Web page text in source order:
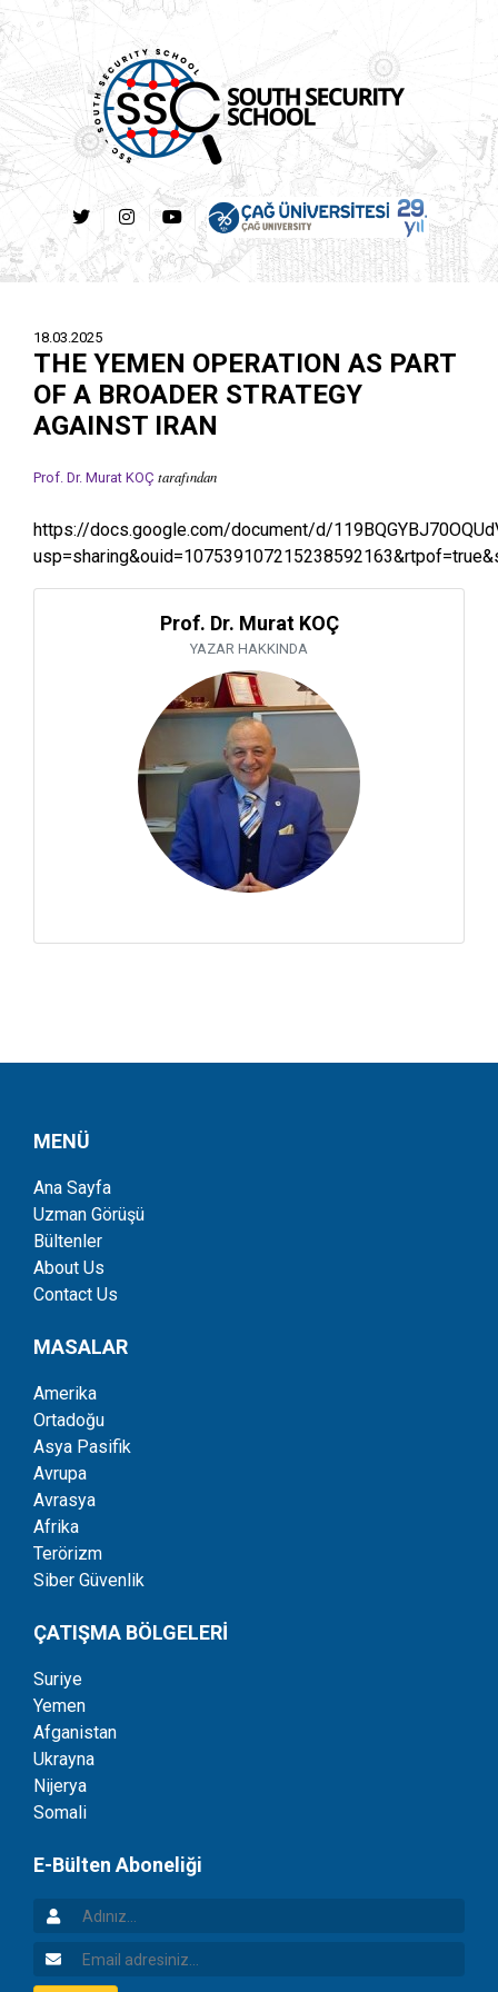
18.03.2025
THE YEMEN OPERATION AS PART
OF A BROADER STRATEGY
AGAINST IRAN
Prof. Dr. Murat KOÇ tarafından
https://docs.google.com/document/d/
Prof. Dr. Murat KOÇ
YAZAR HAKKINDA
MENÜ
Ana Sayfa
Uzman Görüşü
Bültenler
About Us
Contact Us
MASALAR
Amerika
Ortadoğu
Asya Pasifik
Avrupa
Avrasya
Afrika
Terörizm
Siber Güvenlik
ÇATIŞMA BÖLGELERİ
Suriye
Yemen
Afganistan
Ukrayna
Nijerya
Somali
E-Bülten Aboneliği
Adınız
Email Adresiniz